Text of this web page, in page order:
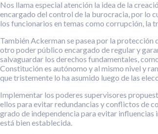
Nos llama especial atención la idea de la
encargado del control de la burocracia, por lo
los funcionarios en temas como corrupción, la
También Ackerman se pasea por la protección
otro poder público encargado de regular y
salvaguardar los derechos fundamentales,
Constitución es autónomo y al mismo nivel y
que tristemente lo ha asumido luego de las
Implementar los poderes supervisores
ellos para evitar redundancias y conflictos de
grado de independencia para evitar
está bien establecida.